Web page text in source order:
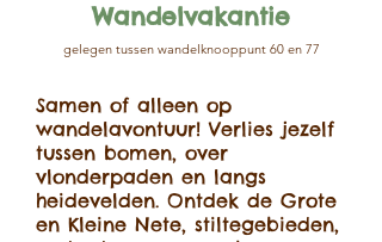
Wandelvakantie
gelegen tussen wandelknooppunt 60 en 77
Samen of alleen op
wandelavontuur! Verlies jezelf
tussen bomen, over
vlonderpaden en langs
heidevelden. Ontdek de Grote
en Kleine Nete, stiltegebieden,